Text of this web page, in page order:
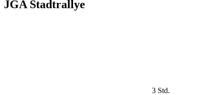
JGA Stadtrallye
3 Std.